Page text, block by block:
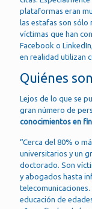
plataformas eran
las estafas son sólo
víctimas que han
Facebook o
en realidad utilizan
Quiénes
Lejos de lo que se
gran número de
conocimientos en
“Cerca del 80% o
universitarios y un
doctorado. Son
y abogados hasta
educación de